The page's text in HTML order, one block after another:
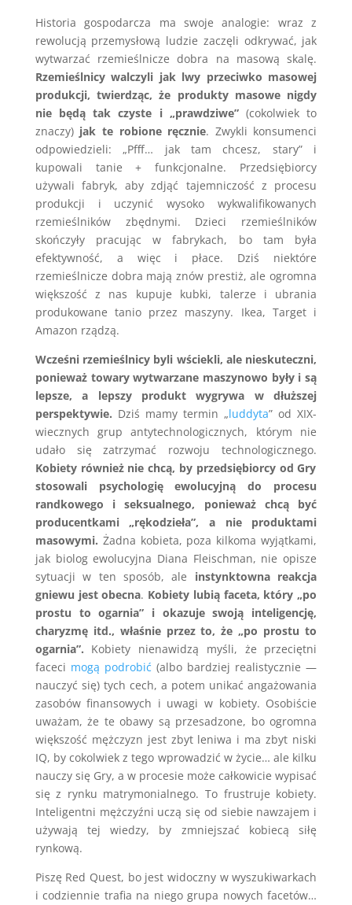
Historia gospodarcza ma swoje analogie: wraz z
rewolucją przemysłową ludzie zaczęli odkrywać, jak
wytwarzać rzemieślnicze dobra na masową skalę.
Rzemieślnicy walczyli jak lwy przeciwko masowej
produkcji, twierdząc, że produkty masowe nigdy
nie będą tak czyste i „prawdziwe”(cokolwiek to
znaczy) jak te robione ręcznie. Zwykli konsumenci
odpowiedzieli: „Pfff… jak tam chcesz, stary” i
kupowali tanie + funkcjonalne. Przedsiębiorcy
używali fabryk, aby zdjąć tajemniczość z procesu
produkcji i uczynić wysoko wykwalifikowanych
rzemieślników zbędnymi. Dzieci rzemieślników
skończyły pracując w fabrykach, bo tam była
efektywność, a więc i płace. Dziś niektóre
rzemieślnicze dobra mają znów prestiż, ale ogromna
większość z nas kupuje kubki, talerze i ubrania
produkowane tanio przez maszyny. Ikea, Target i
Amazon rządzą.
Wcześni rzemieślnicy byli wściekli, ale nieskuteczni,
ponieważ towary wytwarzane maszynowo były i są
lepsze, a lepszy produkt wygrywa w dłuższej
perspektywie. Dziś mamy termin „luddyta” od XIX-
wiecznych grup antytechnologicznych, którym nie
udało się zatrzymać rozwoju technologicznego.
Kobiety również nie chcą, by przedsiębiorcy od Gry
stosowali psychologię ewolucyjną do procesu
randkowego i seksualnego, ponieważ chcą być
producentkami „rękodzieła”, a nie produktami
masowymi. Żadna kobieta, poza kilkoma wyjątkami,
jak biolog ewolucyjna Diana Fleischman, nie opisze
sytuacji w ten sposób, ale instynktowna reakcja
gniewu jest obecna. Kobiety lubią faceta, który „po
prostu to ogarnia” i okazuje swoją inteligencję,
charyzmę itd., właśnie przez to, że „po prostu to
ogarnia”. Kobiety nienawidzą myśli, że przeciętni
faceci mogą podrobić (albo bardziej realistycznie —
nauczyć się) tych cech, a potem unikać angażowania
zasobów finansowych i uwagi w kobiety. Osobiście
uważam, że te obawy są przesadzone, bo ogromna
większość mężczyzn jest zbyt leniwa i ma zbyt niski
IQ, by cokolwiek z tego wprowadzić w życie… ale kilku
nauczy się Gry, a w procesie może całkowicie wypisać
się z rynku matrymonialnego. To frustruje kobiety.
Inteligentni mężczyźni uczą się od siebie nawzajem i
używają tej wiedzy, by zmniejszać kobiecą siłę
rynkową.
Piszę Red Quest, bo jest widoczny w wyszukiwarkach
i codziennie trafia na niego grupa nowych facetów…